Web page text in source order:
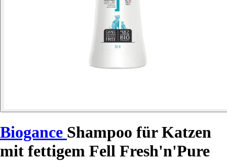
Biogance Shampoo für Katzen
mit fettigem Fell Fresh'n'Pure